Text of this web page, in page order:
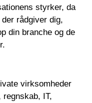
styrker, da
rådgiver dig,
din branche og de
virksomheder
regnskab, IT,